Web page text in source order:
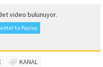
video bulunuyor.
Paylaş
KANAL